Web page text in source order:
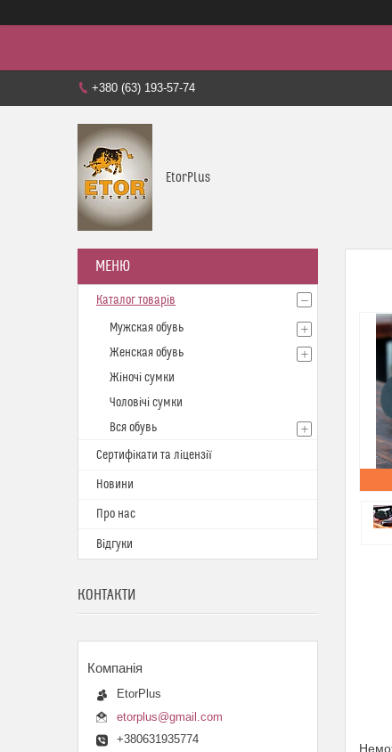
+380 (63) 193-57-74
EtorPlus
Каталог товарів
Мужская обувь
Женская обувь
Жіночі сумки
Чоловічі сумки
Вся обувь
Сертифікати та ліцензії
Новини
Про нас
Відгуки
КОНТАКТИ
EtorPlus
etorplus@gmail.com
+380631935774